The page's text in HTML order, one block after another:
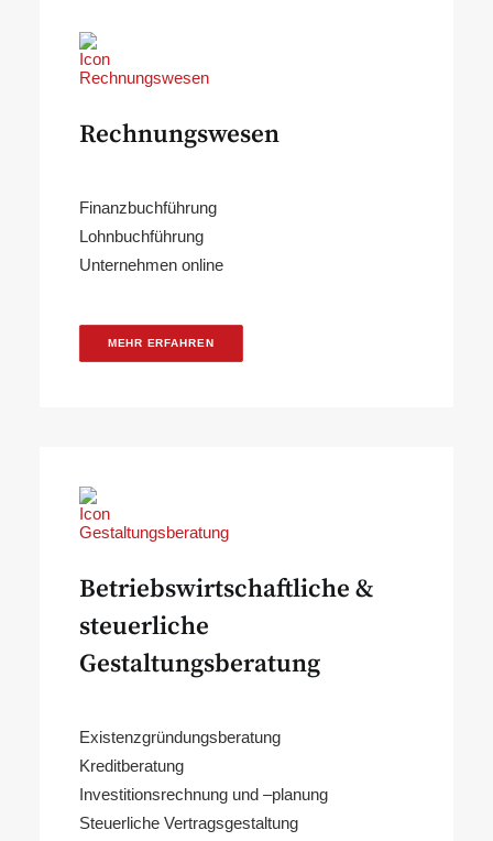
Rechnungswesen
Finanzbuchführung
Lohnbuchführung
Unternehmen online
MEHR ERFAHREN
Betriebswirtschaftliche &
steuerliche
Gestaltungsberatung
Existenzgründungsberatung
Kreditberatung
Investitionsrechnung und –planung
Steuerliche Vertragsgestaltung